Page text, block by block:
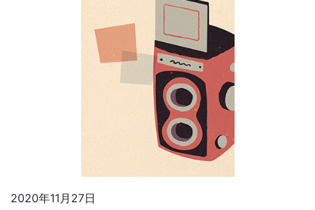
2020年11月27日